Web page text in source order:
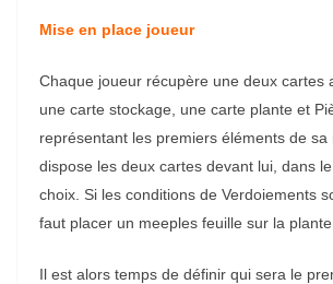
Mise en place joueur
Chaque joueur récupère une deux cartes
une carte stockage, une carte plante et
représentant les premiers éléments de sa
dispose les deux cartes devant lui, dans
choix. Si les conditions de Verdoiements
faut placer un meeples feuille sur la plante.
Il est alors temps de définir qui sera le